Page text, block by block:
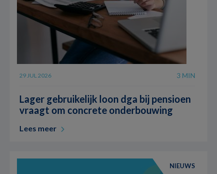
29 JUL 2026 3 MIN
Lager gebruikelijk loon dga bij pensioen
vraagt om concrete onderbouwing
Lees meer
NIEUWS